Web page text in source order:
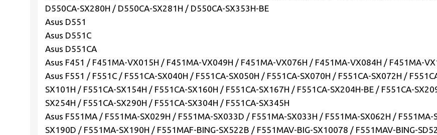
D550CA-SX280H / D550CA-SX281H / D550CA-SX353H-BE
Asus D551
Asus D551C
Asus D551CA
Asus F451 / F451MA-VX015H / F451MA-VX049H / F451MA-VX076H / F451MA-VX084H / F451MA-
Asus F551 / F551C / F551CA-SX040H / F551CA-SX050H / F551CA-SX070H / F551CA-SX072H /
SX101H / F551CA-SX154H / F551CA-SX160H / F551CA-SX167H / F551CA-SX204H-BE / F551CA-
SX254H / F551CA-SX290H / F551CA-SX304H / F551CA-SX345H
Asus F551MA / F551MA-SX029H / F551MA-SX033D / F551MA-SX033H / F551MA-SX062H /
SX190D / F551MA-SX190H / F551MAF-BING-SX522B / F551MAV-BIG-SX10078 / F551MAV-BING-